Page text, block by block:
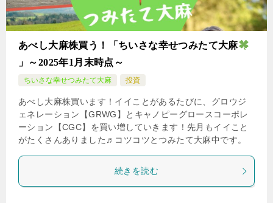
あべし大麻株買う！「ちいさな幸せつみたて大麻
」～2025年1月末時点～
ちいさな幸せつみたて大麻 投資
あべし大麻株買います！イイことがあるたびに、グロウジ
ェネレーション【GRWG】とキャノピーグロースコーポレ
ーション【CGC】を買い増していきます！先月もイイこと
がたくさんありました♬コツコツとつみたて大麻中です。
続きを読む